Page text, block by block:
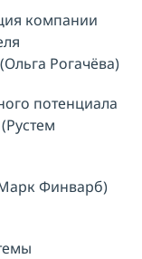
компании
Рогачёва)
потенциала
Финварб)